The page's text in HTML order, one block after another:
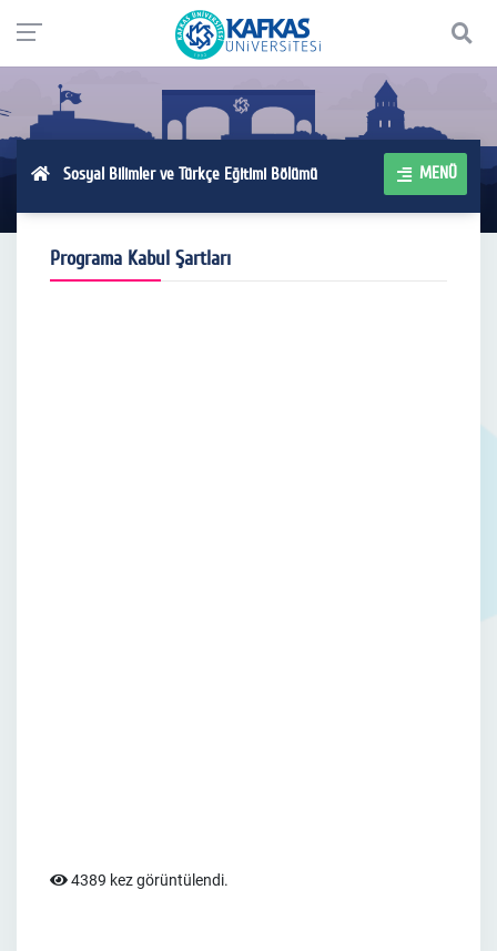
Sosyal Bilimler ve Türkçe Eğitimi Bölümü MENÜ
Programa Kabul Şartları
4389 kez görüntülendi.